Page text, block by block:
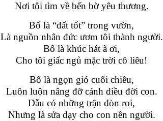
Nơi tôi tìm về bến bờ yêu thương.
Bố là “đất tốt” trong vườn,
Là nguồn nhân đức ươm tôi thành người.
Bố là khúc hát à ơi,
Cho tôi giấc ngủ mặc trời cô liêu!
Bố là ngọn gió cuối chiều,
Luôn luôn nâng đỡ cánh diều đời con.
Dẫu có những trận đòn roi,
Nhưng là sửa dạy cho con nên người.